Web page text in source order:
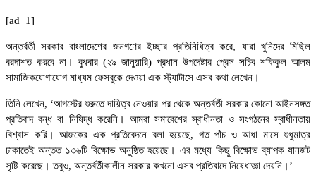
[ad_1]
অন্তর্বর্তী সরকার বাংলাদেশের জনগণের ইচ্ছার প্রতিনিধিত্ব করে, যারা খুনিদের মিছিল
বরদাশত করবে না। বুধবার (২৯ জানুয়ারি) প্রধান উপদেষ্টার প্রেস সচিব শফিকুল আলম
সামাজিকযোগাযোগ মাধ্যম ফেসবুকে দেওয়া এক স্ট্যাটাসে এসব কথা লেখেন।
তিনি লেখেন, ‘আগস্টের শুরুতে দায়িত্ব নেওয়ার পর থেকে অন্তর্বর্তী সরকার কোনো আইনসঙ্গত
প্রতিবাদ বন্ধ বা নিষিদ্ধ করেনি। আমরা সমাবেশের স্বাধীনতা ও সংগঠনের স্বাধীনতায়
বিশ্বাস করি। আজকের এক প্রতিবেদনে বলা হয়েছে, গত পাঁচ ও আধা মাসে শুধুমাত্র
ঢাকাতেই অন্তত ১৩৬টি বিক্ষোভ অনুষ্ঠিত হয়েছে। এর মধ্যে কিছু বিক্ষোভ ব্যাপক যানজট
সৃষ্টি করেছে। তবুও, অন্তর্বর্তীকালীন সরকার কখনো এসব প্রতিবাদে নিষেধাজ্ঞা দেয়নি।’